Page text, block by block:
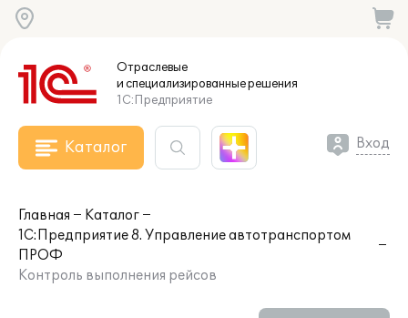
Отраслевые
и специализированныерешения
1С:Предприятие
Каталог Вход
Главная
Каталог
1С:Предприятие 8. Управление автотранспортом
ПРОФ
Контроль выполнения рейсов